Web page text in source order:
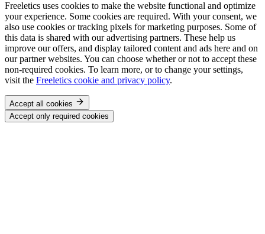
Freeletics uses cookies to make the website functional and optimize
your experience. Some cookies are required. With your consent, we
also use cookies or tracking pixels for marketing purposes. Some of
this data is shared with our advertising partners. These help us
improve our offers, and display tailored content and ads here and on
our partner websites. You can choose whether or not to accept these
non-required cookies. To learn more, or to change your settings,
visit the Freeletics cookie and privacy policy.
Accept all cookies
Accept only required cookies